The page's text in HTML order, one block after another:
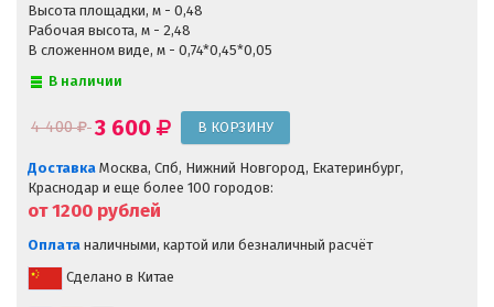
Высота площадки, м - 0,48
Рабочая высота, м - 2,48
В сложенном виде, м - 0,74*0,45*0,05
В наличии
4 400 3 600
Доставка Москва, Спб, Нижний Новгород, Екатеринбург,
Краснодар и еще более 100 городов:
от 1200 рублей
Оплата наличными, картой или безналичный расчёт
Сделано в Китае